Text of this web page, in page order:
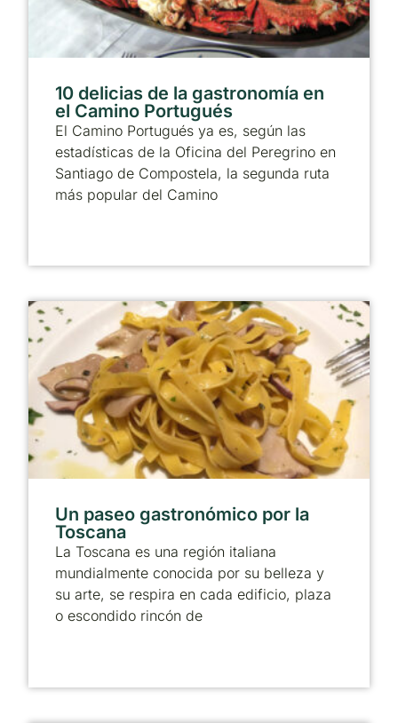
10 delicias de la gastronomía en
el Camino Portugués
El Camino Portugués ya es, según las
estadísticas de la Oficina del Peregrino en
Santiago de Compostela, la segunda ruta
más popular del Camino
Un paseo gastronómico por la
Toscana
La Toscana es una región italiana
mundialmente conocida por su belleza y
su arte, se respira en cada edificio, plaza
o escondido rincón de